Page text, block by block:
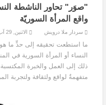
"صوَر" تحاور الناشطة
واقع المرأة السوريّة
سردار ملا درويش الاثنين, 29 آب 2016
ما استطعت تحقيقه إلى حدٍّ ما
النساء أو المرأة السورية في
ذلك إلى العمل والخبرة
متفهمةٌ لواقع ولثقافة ولتجربة